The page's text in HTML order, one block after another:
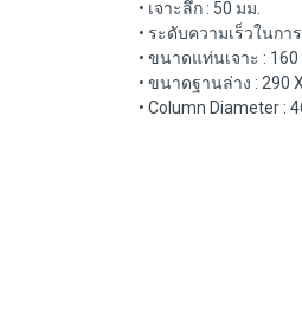
• เจาะลึก : 50 มม.
• ระดับความเร็วในกา
• ขนาดแท่นเจาะ : 160
• ขนาดฐานล่าง : 290
• Column Diameter :